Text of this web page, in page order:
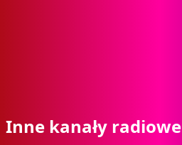
Inne kanały radiowe